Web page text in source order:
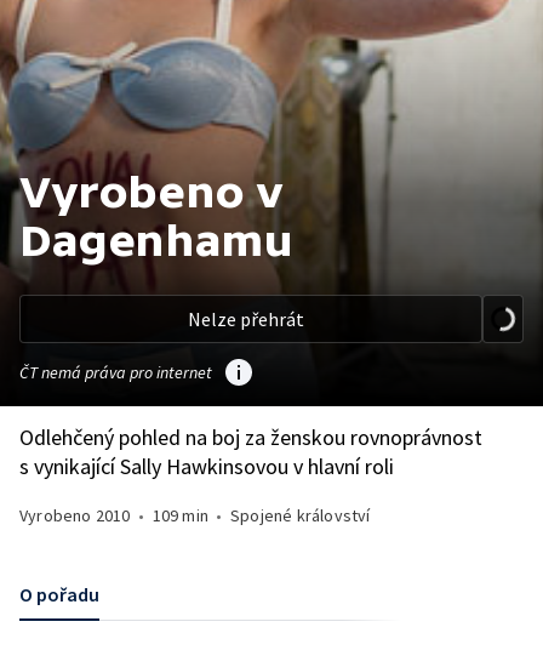
Vyrobeno v
Dagenhamu
Nelze přehrát
ČT nemá práva pro internet
Odlehčený pohled na boj za ženskou rovnoprávnost
s vynikající Sally Hawkinsovou v hlavní roli
Vyrobeno 2010 • 109 min •Spojené království
O pořadu